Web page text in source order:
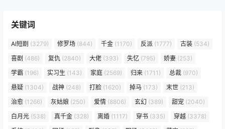
关键词
AI短剧 (3279) 修罗场 (844) 千金 (1170) 反派 (1777) 古装 (534)
喜剧 (486) 复仇 (2840) 大佬 (393) 失忆 (795) 娇妻 (253)
学霸 (196) 实习生 (143) 家庭 (2569) 归来 (1711) 总裁 (970)
悬疑 (1304) 战神 (248) 打脸 (1620) 掉马 (173) 末世 (213)
治愈 (1266) 灰姑娘 (250) 爱情 (8806) 玄幻 (389) 甜宠 (2040)
白月光 (538) 真千金 (328) 离婚 (1117) 穿书 (335) 穿越 (3378)